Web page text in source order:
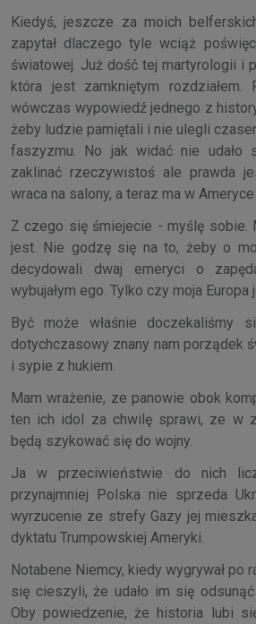
Kiedyś, jeszcze za moich
zapytał dlaczego tyle wciąż
światowej. Już dość tej martyrologii i
która jest zamkniętym rozdziałem.
wówczas wypowiedź jednego z
żeby ludzie pamiętali i nie ulegli
faszyzmu. No jak widać nie udało
zaklinać rzeczywistoś ale prawda
wraca na salony, a teraz ma w
Z czego się śmiejecie - myślę sobie.
jest. Nie godzę się na to, żeby o
decydowali dwaj emeryci o
wybujałym ego. Tylko czy moja
Być może właśnie doczekaliśmy
dotychczasowy znany nam porządek
i sypie z hukiem.
Mam wrażenie, ze panowie obok
ten ich idol za chwilę sprawi, ze w
będą szykować się do wojny.
Ja w przeciwieństwie do nich
przynajmniej Polska nie sprzeda
wyrzucenie ze strefy Gazy jej
dyktatu Trumpowskiej Ameryki.
Notabene Niemcy, kiedy wygrywał po
się cieszyli, że udało im się
Oby powiedzenie, że historia lubi